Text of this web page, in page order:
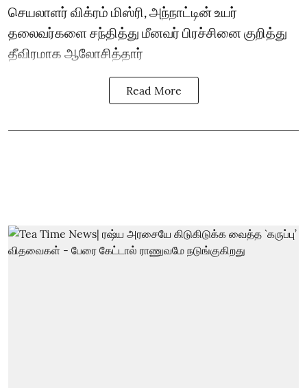
செயலாளர் விக்ரம் மிஸ்ரி, அந்நாட்டின் உயர்
தலைவர்களை சந்தித்து மீனவர் பிரச்சினை குறித்து
தீவிரமாக ஆலோசித்தார்
Read More